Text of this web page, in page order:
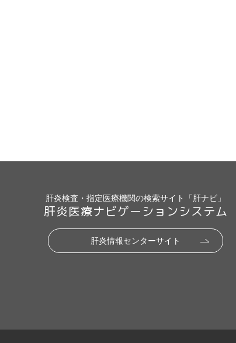
肝炎検査・指定医療機関の検索サイト「肝ナビ」
肝炎医療ナビゲーションシステム
肝炎情報センターサイト